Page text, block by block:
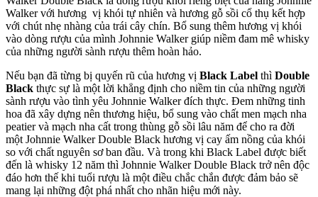
Walker với hương vị khói tự nhiên và hương gỗ sồi cổ thụ kết hợp
với chút nhẹ nhàng của trái cây chín. Bổ sung thêm hương vị khói
vào dòng rượu của mình Johnnie Walker giúp niềm đam mê whisky
của những người sành rượu thêm hoàn hảo.
Nếu bạn đã từng bị quyến rũ của hương vị Black Label thì Double
Black thực sự là một lời khẳng định cho niềm tin của những người
sành rượu vào tình yêu Johnnie Walker đích thực. Đem những tinh
hoa đã xây dựng nên thương hiệu, bổ sung vào chất men mạch nha
peatier và mạch nha cất trong thùng gỗ sồi lâu năm để cho ra đời
một Johnnie Walker Double Black hương vị cay ấm nồng của khói
so với chất nguyên sơ ban đầu. Và trong khi Black Label được biết
đến là whisky 12 năm thì Johnnie Walker Double Black trở nên độc
đáo hơn thế khi tuổi rượu là một điều chắc chắn được đảm bảo sẽ
mang lại những đột phá nhất cho nhãn hiệu mới này.